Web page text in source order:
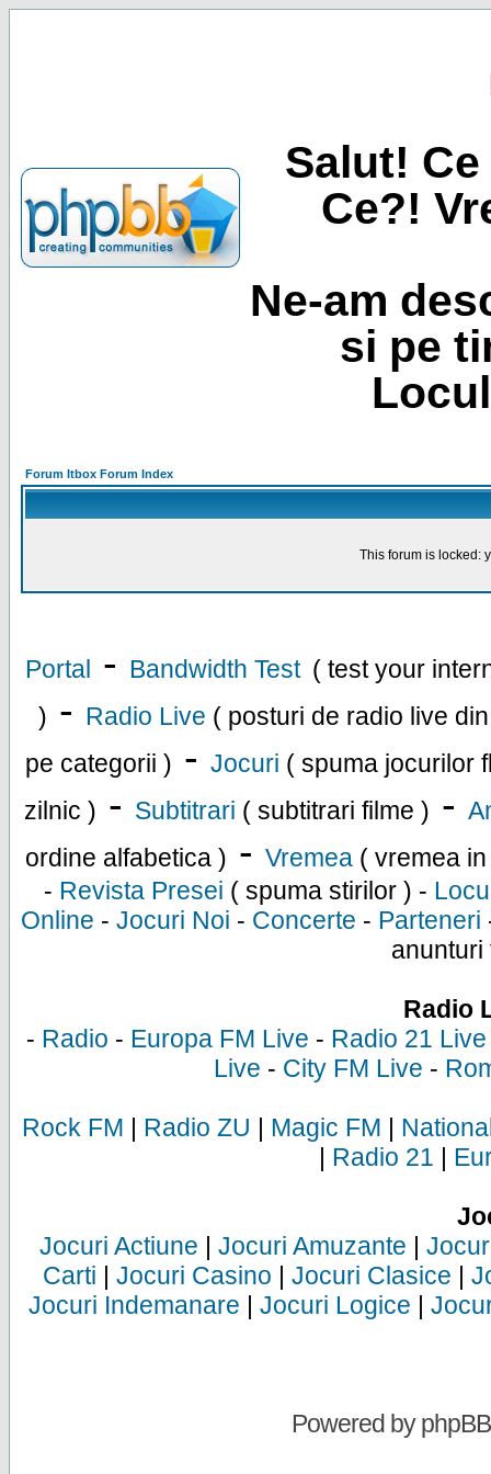
Salut!
Ce?!
Ne-am
si pe
Forum Itbox Forum Index
This forum is locked:
Portal - Bandwidth Test ( test your
) - Radio Live ( posturi de radio live
pe categorii ) - Jocuri ( spuma jocurilor
zilnic ) - Subtitrari ( subtitrari filme ) -
ordine alfabetica ) - Vremea ( vremea
- Revista Presei ( spuma stirilor ) -
Online - Jocuri Noi - Concerte - Parteneri
anunturi
Radio
- Radio - Europa FM Live - Radio 21 Live
Live - City FM Live -
Rock FM | Radio ZU | Magic FM |
| Radio 21 |
Jocuri Actiune | Jocuri Amuzante |
Carti | Jocuri Casino | Jocuri Clasice |
Jocuri Indemanare | Jocuri Logice |
Powered byphpBB